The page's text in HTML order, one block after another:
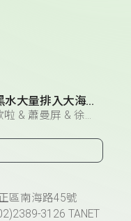
網傳「日本核污染黑水大量排入大海」？
江紫筠 & 傅湘茹 & 歐啦 & 蕭曼屏 & 徐嘉妮
區南海路45號
3126 TANET